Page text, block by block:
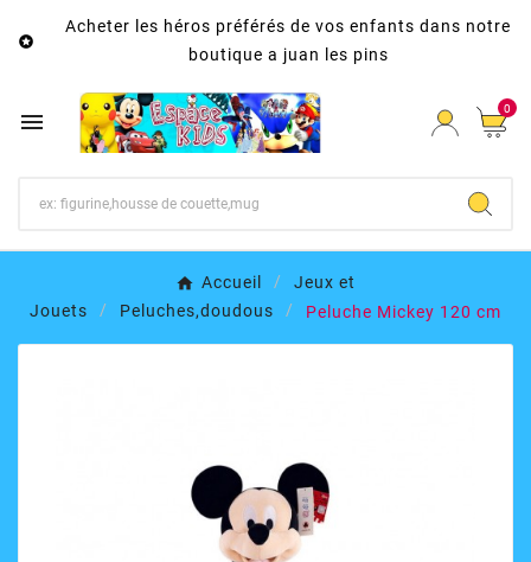

Acheter les héros préférés de vos enfants dans notre
boutique a juan les pins
 0
Accueil
Jeux et
Jouets
Peluches,doudous Peluche Mickey 120 cm